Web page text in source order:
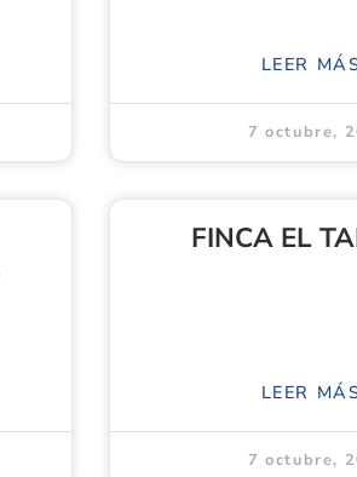
LEER
7 octubre,
FINCA EL
LEER
7 octubre,